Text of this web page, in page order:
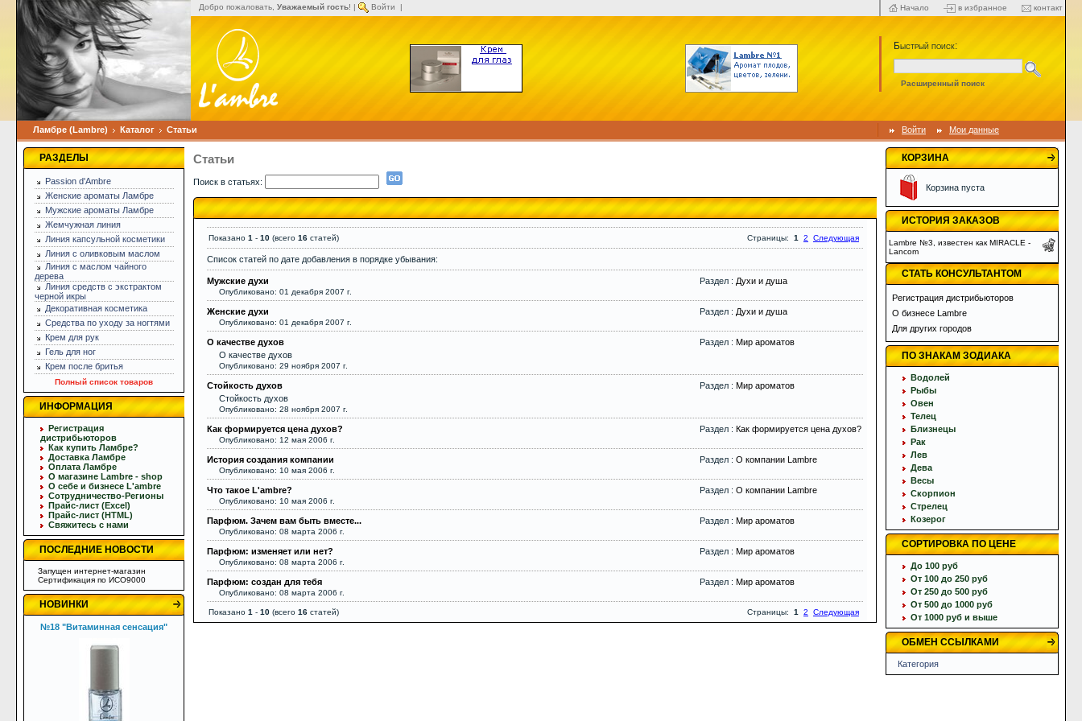
Добро пожаловать, Уважаемый гость! | Войти | Начало в избранное контакт
Быстрый поиск:
Расширенный поиск
Ламбре (Lambre) Каталог Статьи Войти Мои данные
РАЗДЕЛЫ
Passion d'Ambre
Женские ароматы Ламбре
Мужские ароматы Ламбре
Жемчужная линия
Линия капсульной косметики
Линия с оливковым маслом
Линия с маслом чайного
дерева
Линия средств с экстрактом
черной икры
Декоративная косметика
Средства по уходу за ногтями
Крем для рук
Гель для ног
Крем после бритья
Полный список товаров
ИНФОРМАЦИЯ
Регистрация
дистрибьюторов
Как купить Ламбре?
Доставка Ламбре
Оплата Ламбре
О магазине Lambre - shop
О себе и бизнесе L'ambre
Сотрудничество-Регионы
Прайс-лист (Excel)
Прайс-лист (HTML)
Свяжитесь с нами
ПОСЛЕДНИЕ НОВОСТИ
Запущен интернет-магазин
Сертификация по ИСО9000
НОВИНКИ
№18 "Витаминная сенсация"
Статьи
Поиск в статьях:
Показано 1 - 10 (всего 16 статей) Страницы: 1 2 Следующая
Список статей по дате добавления в порядке убывания:
Мужские духи Раздел : Духи и душа
Опубликовано: 01 декабря 2007 г.
Женские духи Раздел : Духи и душа
Опубликовано: 01 декабря 2007 г.
О качестве духов Раздел : Мир ароматов
О качестве духов
Опубликовано: 29 ноября 2007 г.
Стойкость духов Раздел : Мир ароматов
Стойкость духов
Опубликовано: 28 ноября 2007 г.
Как формируется цена духов? Раздел : Как формируется цена духов?
Опубликовано: 12 мая 2006 г.
История создания компании Раздел : О компании Lambre
Опубликовано: 10 мая 2006 г.
Что такое L'ambre? Раздел : О компании Lambre
Опубликовано: 10 мая 2006 г.
Парфюм. Зачем вам быть вместе... Раздел : Мир ароматов
Опубликовано: 08 марта 2006 г.
Парфюм: изменяет или нет? Раздел : Мир ароматов
Опубликовано: 08 марта 2006 г.
Парфюм: создан для тебя Раздел : Мир ароматов
Опубликовано: 08 марта 2006 г.
Показано 1 - 10 (всего 16 статей) Страницы: 1 2 Следующая
КОРЗИНА
Корзина пуста
ИСТОРИЯ ЗАКАЗОВ
Lambre №3, известен как MIRACLE -
Lancom
СТАТЬ КОНСУЛЬТАНТОМ
Регистрация дистрибьюторов
О бизнесе Lambre
Для других городов
ПО ЗНАКАМ ЗОДИАКА
Водолей
Рыбы
Овен
Телец
Близнецы
Рак
Лев
Дева
Весы
Скорпион
Стрелец
Козерог
СОРТИРОВКА ПО ЦЕНЕ
До 100 руб
От 100 до 250 руб
От 250 до 500 руб
От 500 до 1000 руб
От 1000 руб и выше
ОБМЕН ССЫЛКАМИ
Категория